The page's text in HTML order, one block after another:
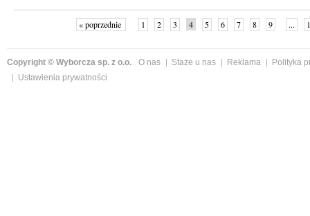
« poprzednie 1 2 3 4 5 6 7 8 9 ...
Copyright © Wyborcza sp. z o.o. O nas Staże u nas Reklama
Polityka
Ustawienia prywatności